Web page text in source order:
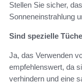
Stellen Sie sicher,
Sonneneinstrahlung
Sind spezielle
Ja, das Verwenden
empfehlenswert, da
verhindern und eine